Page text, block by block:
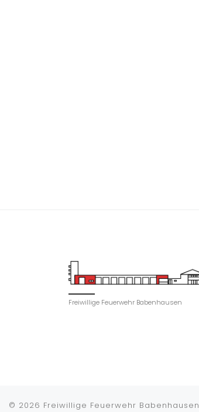
Freiwillige Feuerwehr Babenhausen
© 2026 Freiwillige Feuerwehr Babenhausen